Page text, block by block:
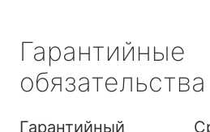
Гарантийные
обязательства
Гарантийный